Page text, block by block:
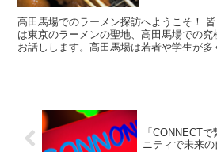
高田馬場でのラーメン探訪へようこそ！
は東京のラーメンの聖地、高田馬場での
お話しします。高田馬場は若者や学生が多
「CONNECT
ニティで未来の